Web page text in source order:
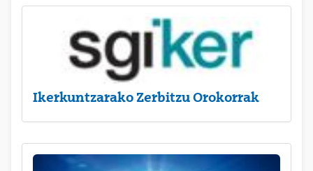
Ikerkuntzarako Zerbitzu Orokorrak